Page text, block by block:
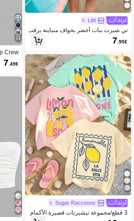
Littl
تي شيرت بنات أخضر بحواف متباينة برقب
ة دائرية، طباعة جرافيك حروف مشروب
ماتشا لاتيه على الظهر، أكمام قصيرة، تي
7.95€
Sugar Raccoons
3 قطع/مجموعة تيشيرتات قصيرة الأكمام
مطبوعة للفتيات المراهقات، مناسبة لملا
11
ي
7 .49€